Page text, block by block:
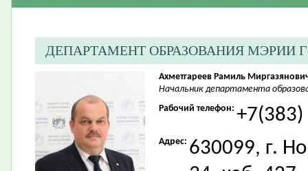
ДЕПАРТАМЕНТ ОБРАЗОВАНИЯ МЭРИИ
Ахметгареев Рамиль
Начальник департамента
Рабочий телефон:
Адрес: 630099, г.